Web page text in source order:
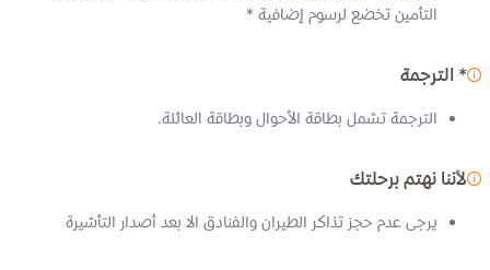
التأمين تخضع لرسوم إضافية *
* الترجمة
الترجمة تشمل بطاقة الأحوال وبطاقة العائلة.
لأننا نهتم برحلتك
يرجى عدم حجز تذاكر الطيران والفنادق الا بعد أصدار التأشيرة